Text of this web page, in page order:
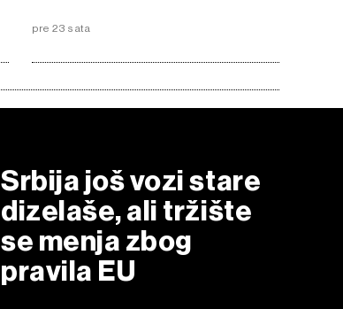
pre 23 sata
Srbija još vozi stare
dizelaše, ali tržište
se menja zbog
pravila EU